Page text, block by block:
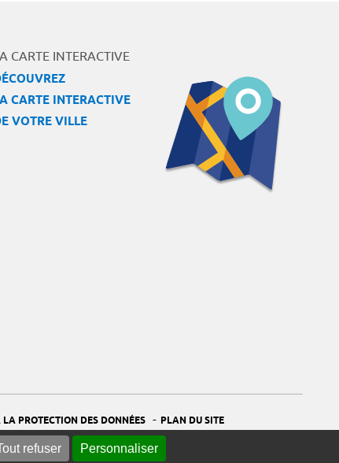
refuser Personnaliser
CARTE INTERACTIVE
CARTE INTERACTIVE
VOTRE VILLE
PROTECTION DES DONNÉES - PLAN DU SITE